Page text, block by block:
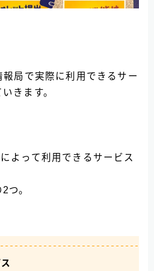
局で実際に利用できるサー
きます。
よって利用できるサービス
つ。